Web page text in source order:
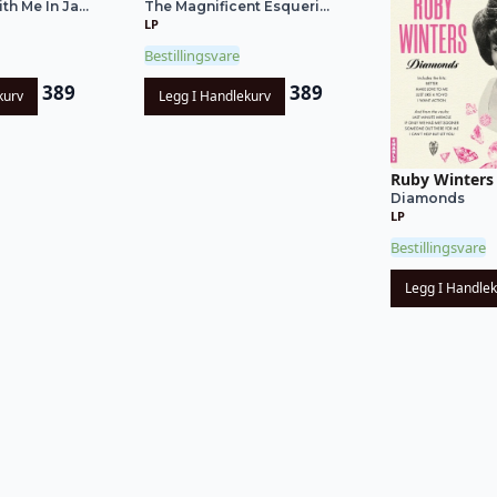
Me In Ja...
389
The Magnificent Esqueri...
LP
Bestillingsvare
Legg I Handlekurv 389
Ruby Winters
Diamonds
LP
Bestillingsvare
Legg I